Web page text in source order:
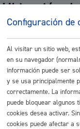
Ubicación
No hay ninguna
+
−
Configuración de
Al visitar un sitio web,
en su navegador
información puede ser
y se usa principalmente
correctamente. La
puede bloquear algunos
cookies desea activar.
cookies puede afectar a